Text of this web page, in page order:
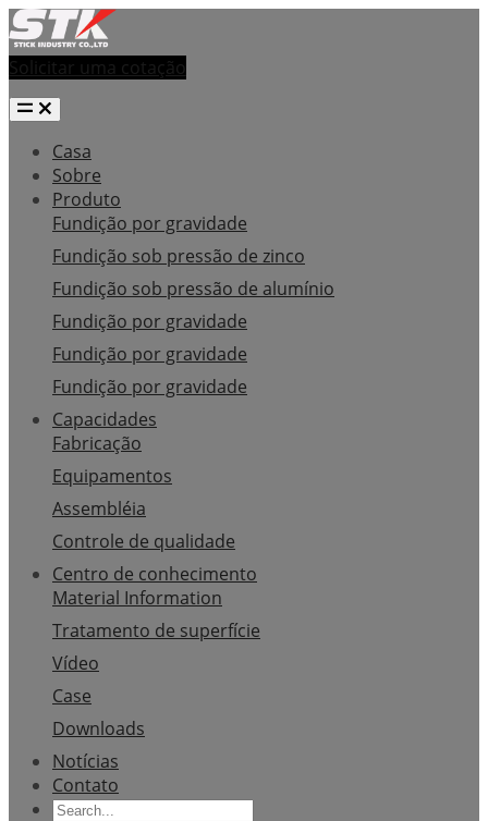
Solicitar uma cotação
Casa
Sobre
Produto
Fundição por gravidade
Fundição sob pressão de zinco
Fundição sob pressão de alumínio
Fundição por gravidade
Fundição por gravidade
Fundição por gravidade
Capacidades
Fabricação
Equipamentos
Assembléia
Controle de qualidade
Centro de conhecimento
Material Information
Tratamento de superfície
Vídeo
Case
Downloads
Notícias
Contato